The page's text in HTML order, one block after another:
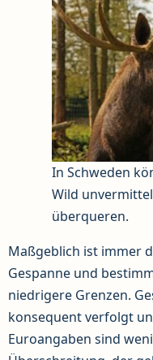
In Schweden
Wild
überqueren.
Maßgeblich ist immer
Gespanne und
niedrigere Grenzen.
konsequent verfolgt
Euroangaben sind